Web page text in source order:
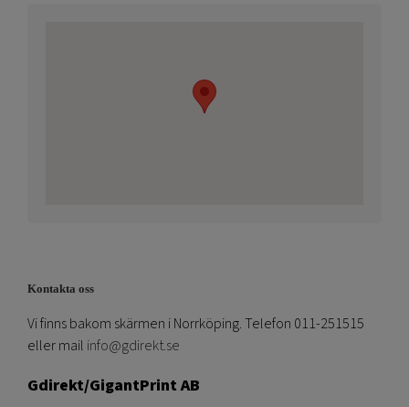
Kontakta oss
Vi finns bakom skärmen i Norrköping. Telefon 011-251515
eller mail info@gdirekt.se
Gdirekt/GigantPrint AB